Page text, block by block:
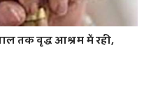
तक वृद्ध आश्रम में रही,